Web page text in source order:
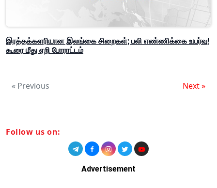
இரத்தக்களரியான இலங்கை சிறைகள்; பலி எண்ணிக்கை உயர்வு!
கூரை மீது ஏறி போராட்டம்
« Previous Next »
Follow us on:
Advertisement